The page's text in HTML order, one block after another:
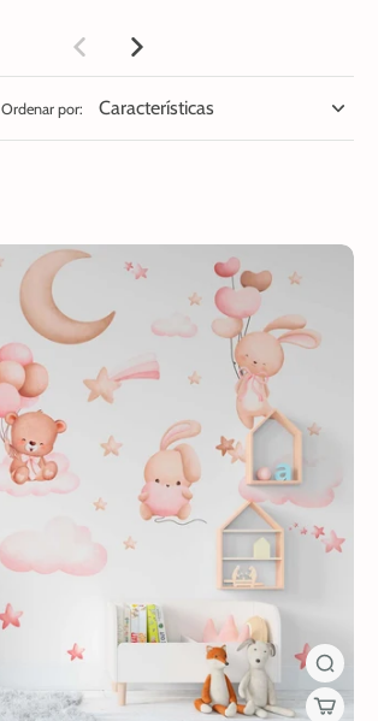
Ordenar por: